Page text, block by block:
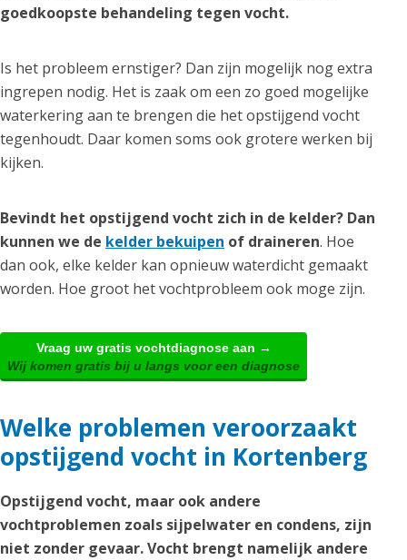
goedkoopste behandeling tegen vocht.
Is het probleem ernstiger? Dan zijn mogelijk nog extra
ingrepen nodig. Het is zaak om een zo goed mogelijke
waterkering aan te brengen die het opstijgend vocht
tegenhoudt. Daar komen soms ook grotere werken bij
kijken.
Bevindt het opstijgend vocht zich in de kelder? Dan
kunnen we de kelder bekuipen of draineren. Hoe
dan ook, elke kelder kan opnieuw waterdicht gemaakt
worden. Hoe groot het vochtprobleem ook moge zijn.
Vraag uw gratis vochtdiagnose aan →
Wij komen gratis bij u langs voor een diagnose
Welke problemen veroorzaakt
opstijgend vocht in Kortenberg
Opstijgend vocht, maar ook andere
vochtproblemen zoals sijpelwater en condens, zijn
niet zonder gevaar. Vocht brengt namelijk andere